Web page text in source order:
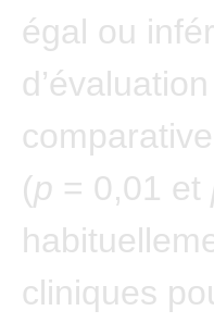
égal ou
(p = 0,01 et
cliniques